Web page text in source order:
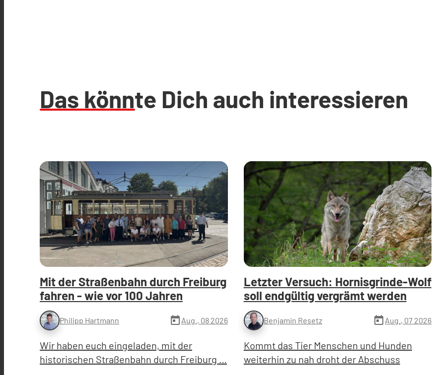
Das könnte Dich auch interessieren
Mit der Straßenbahn durch Freiburg
fahren - wie vor 100 Jahren
Philipp Hartmann today Aug., 08 2026
Wir haben euch eingeladen, mit der
historischen Straßenbahn durch Freiburg …
Pixabay
Letzter Versuch: Hornisgrinde-Wolf
soll endgültig vergrämt werden
Benjamin Resetz todayAug., 07 2026
Kommt das Tier Menschen und Hunden
weiterhin zu nah droht der Abschuss